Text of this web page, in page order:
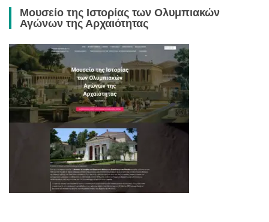
Μουσείο της Ιστορίας των Ολυμπιακών
Αγώνων της Αρχαιότητας